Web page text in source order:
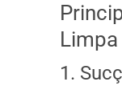
1.